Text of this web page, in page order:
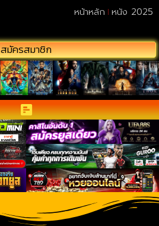
สมัครสมาชิก
หน้าหลัก หนัง 2025